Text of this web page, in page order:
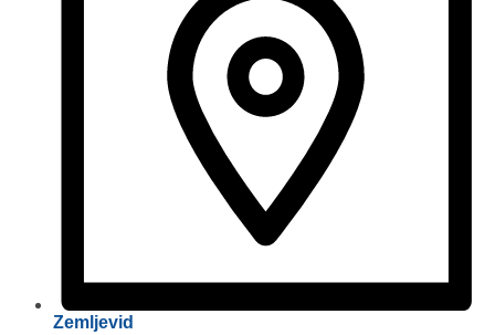
Zemljevid